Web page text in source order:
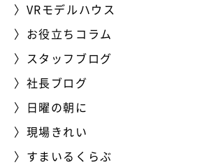
VRモデルハウス
お役立ちコラム
スタッフブログ
社長ブログ
日曜の朝に
現場きれい
すまいるくらぶ